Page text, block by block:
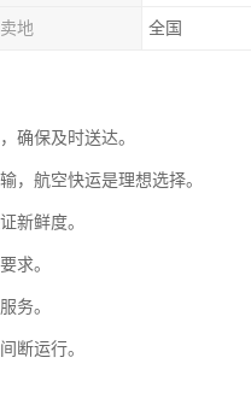
地 全国
确保及时送达。
，航空快运是理想选择。
新鲜度。
求。
务。
断运行。